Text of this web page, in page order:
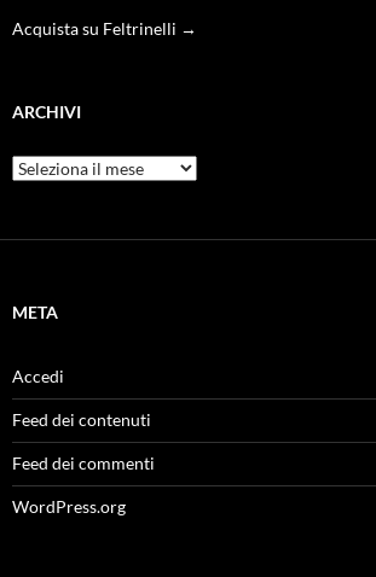
Acquista su Feltrinelli →
ARCHIVI
Archivi
META
Accedi
Feed dei contenuti
Feed dei commenti
WordPress.org